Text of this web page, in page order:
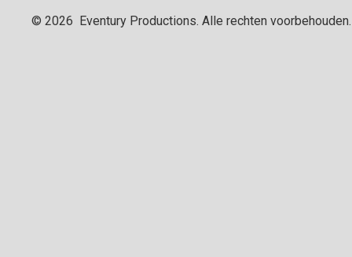
© 2026 Eventury Productions. Alle rechten voorbehouden.